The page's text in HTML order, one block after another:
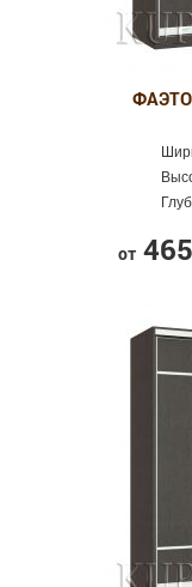
от